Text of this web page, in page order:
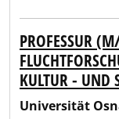
PROFESSUR
KULTUR - UND
Universität